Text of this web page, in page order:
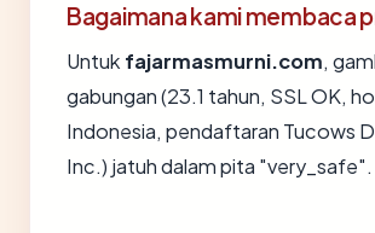
Bagaimana kami membaca
Untuk fajarmasmurni.com,
gabungan (23.1 tahun, SSL OK,
Indonesia, pendaftaran Tucows
Inc.) jatuh dalam pita "very_safe".